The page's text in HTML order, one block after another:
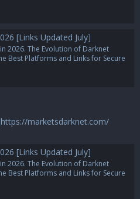
[Links Updated July]
2026. The Evolution of Darknet
Best Platforms and Links for Secure
marketsdarknet.com/
[Links Updated July]
2026. The Evolution of Darknet
Best Platforms and Links for Secure